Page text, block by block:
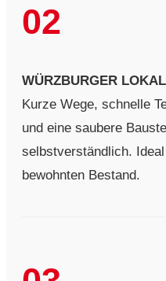
02
WÜRZBURGER
Kurze Wege, schnelle
und eine saubere
selbstverständlich.
bewohnten Bestand.